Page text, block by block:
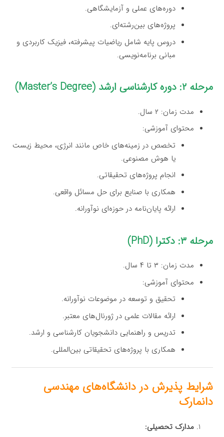
دوره‌های عملی و آزمایشگاهی.
پروژه‌های بین‌رشته‌ای.
دروس پایه شامل ریاضیات پیشرفته، فیزیک کاربردی و
مبانی برنامه‌نویسی.
مرحله ۲: دوره کارشناسی ارشد (Master’s Degree)
مدت زمان: ۲ سال.
محتوای آموزشی:
تخصص در زمینه‌های خاص مانند انرژی، محیط زیست
یا هوش مصنوعی.
انجام پروژه‌های تحقیقاتی.
همکاری با صنایع برای حل مسائل واقعی.
ارائه پایان‌نامه در حوزه‌ای نوآورانه.
مرحله ۳: دکترا (PhD)
مدت زمان: ۳ تا ۴ سال.
محتوای آموزشی:
تحقیق و توسعه در موضوعات نوآورانه.
ارائه مقالات علمی در ژورنال‌های معتبر.
تدریس و راهنمایی دانشجویان کارشناسی و ارشد.
همکاری با پروژه‌های تحقیقاتی بین‌المللی.
شرایط پذیرش در دانشگاه‌های مهندسی
دانمارک
مدارک تحصیلی: